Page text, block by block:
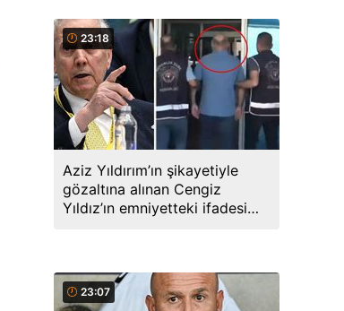
23:18
Aziz Yıldırım’ın şikayetiyle
gözaltına alınan Cengiz
Yıldız’ın emniyetteki ifadesi
23:07